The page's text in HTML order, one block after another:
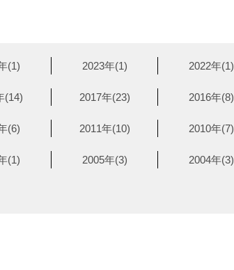
(1) 2023年(1) 2022年(1)
(14) 2017年(23) 2016年(8)
(6) 2011年(10) 2010年(7)
(1) 2005年(3) 2004年(3)